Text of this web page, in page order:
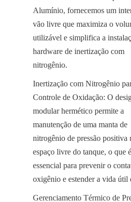
Alumínio, fornecemos um
vão livre que maximiza o
utilizável e simplifica a
hardware de inertização com
nitrogênio.
Inertização com Nitrogênio
Controle de Oxidação: O
modular hermético permite a
manutenção de uma manta de
nitrogênio de pressão positiva
espaço livre do tanque, o que é
essencial para prevenir o
oxigênio e estender a vida útil
Gerenciamento Térmico de